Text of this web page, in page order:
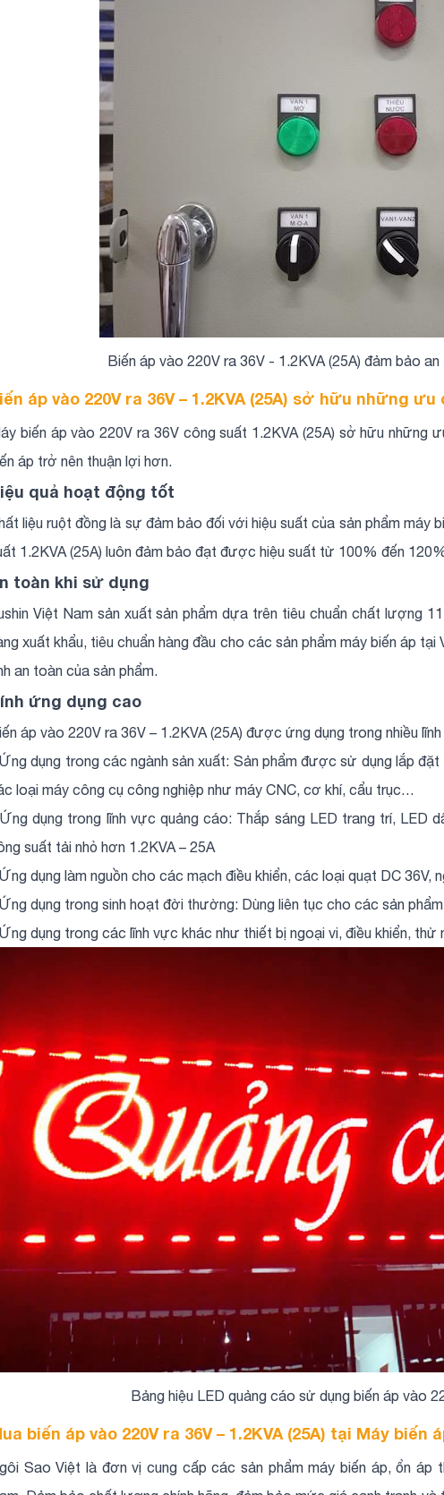
Biến áp vào 220V ra 36V - 1.2KVA (25A) đảm bảo
áp vào 220V ra 36V – 1.2KVA (25A) sở hữu những ưu
biến áp vào 220V ra 36V công suất 1.2KVA (25A) sở hữu những
áp trở nên thuận lợi hơn.
quả hoạt động tốt
liệu ruột đồng là sự đảm bảo đối với hiệu suất của sản phẩm máy
1.2KVA (25A) luôn đảm bảo đạt được hiệu suất từ 100% đến
toàn khi sử dụng
Việt Nam sản xuất sản phẩm dựa trên tiêu chuẩn chất lượng
xuất khẩu, tiêu chuẩn hàng đầu cho các sản phẩm máy biến áp
an toàn của sản phẩm.
ứng dụng cao
áp vào 220V ra 36V – 1.2KVA (25A) được ứng dụng trong nhiều
dụng trong các ngành sản xuất: Sản phẩm được sử dụng lắp
loại máy công cụ công nghiệp như máy CNC, cơ khí, cẩu trục…
dụng trong lĩnh vực quảng cáo: Thắp sáng LED trang trí, LED
suất tải nhỏ hơn 1.2KVA – 25A
dụng làm nguồn cho các mạch điều khiển, các loại quạt DC 36V,
dụng trong sinh hoạt đời thường: Dùng liên tục cho các sản
dụng trong các lĩnh vực khác như thiết bị ngoại vi, điều khiển, thử
Bảng hiệu LED quảng cáo sử dụng biến áp vào
biến áp vào 220V ra 36V – 1.2KVA (25A) tại Máy biến
Sao Việt là đơn vị cung cấp các sản phẩm máy biến áp, ổn áp